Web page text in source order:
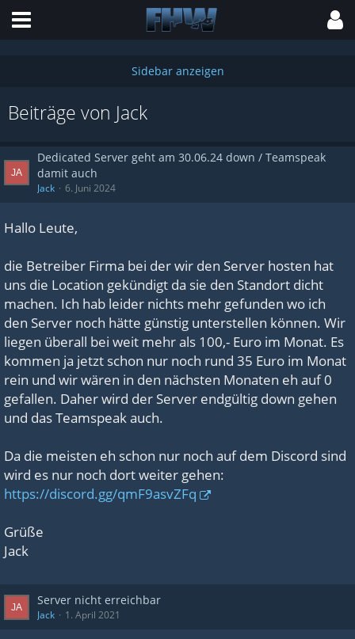
Beiträge von Jack
Dedicated Server geht am 30.06.24 down / Teamspeak
damit auch
Jack 6. Juni 2024
Hallo Leute,
die Betreiber Firma bei der wir den Server hosten hat
uns die Location gekündigt da sie den Standort dicht
machen. Ich hab leider nichts mehr gefunden wo ich
den Server noch hätte günstig unterstellen können. Wir
liegen überall bei weit mehr als 100,- Euro im Monat. Es
kommen ja jetzt schon nur noch rund 35 Euro im Monat
rein und wir wären in den nächsten Monaten eh auf 0
gefallen. Daher wird der Server endgültig down gehen
und das Teamspeak auch.
Da die meisten eh schon nur noch auf dem Discord sind
wird es nur noch dort weiter gehen:
https://discord.gg/qmF9asvZFq
Grüße
Jack
Server nicht erreichbar
Jack 1. April 2021